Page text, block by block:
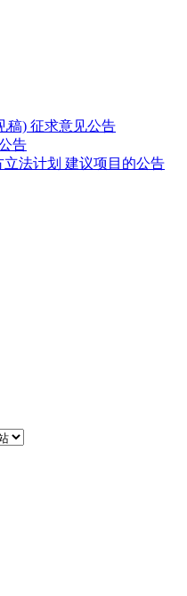
稿) 征求意见公告
告
立法计划 建议项目的公告